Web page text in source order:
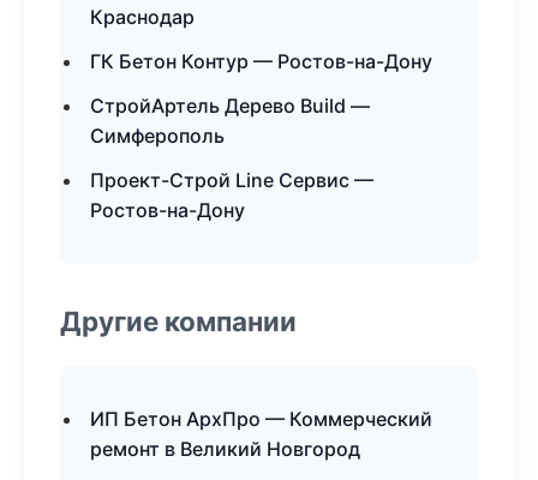
Краснодар
ГК Бетон Контур — Ростов-на-Дону
СтройАртель Дерево Build —
Симферополь
Проект-Строй Line Сервис —
Ростов-на-Дону
Другие компании
ИП Бетон АрхПро — Коммерческий
ремонт в Великий Новгород